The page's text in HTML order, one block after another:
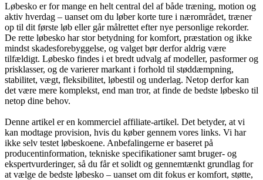
Løbesko er for mange en helt central del af både træning, motion og
aktiv hverdag – uanset om du løber korte ture i nærområdet, træner
op til dit første løb eller går målrettet efter nye personlige rekorder.
De rette løbesko har stor betydning for komfort, præstation og ikke
mindst skadesforebyggelse, og valget bør derfor aldrig være
tilfældigt. Løbesko findes i et bredt udvalg af modeller, pasformer og
prisklasser, og de varierer markant i forhold til støddæmpning,
stabilitet, vægt, fleksibilitet, løbestil og underlag. Netop derfor kan
det være mere komplekst, end man tror, at finde de bedste løbesko til
netop dine behov.
Denne artikel er en kommerciel affiliate-artikel. Det betyder, at vi
kan modtage provision, hvis du køber gennem vores links. Vi har
ikke selv testet løbeskoene. Anbefalingerne er baseret på
producentinformation, tekniske specifikationer samt bruger- og
ekspertvurderinger, så du får et solidt og gennemtænkt grundlag for
at vælge de bedste løbesko – uanset om dit fokus er komfort, støtte,